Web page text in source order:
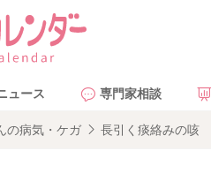
ュース 専門家相談
の病気・ケガ 長引く痰絡みの咳